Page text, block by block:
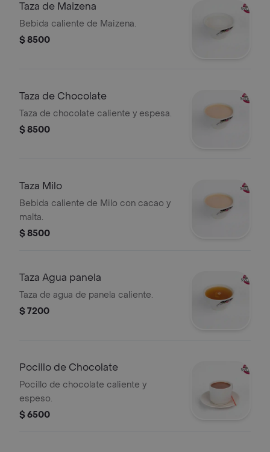
Taza de Maizena
Bebida caliente de Maizena.
$ 8500
Taza de Chocolate
Taza de chocolate caliente y espesa.
$ 8500
Taza Milo
Bebida caliente de Milo con cacao y
malta.
$ 8500
Taza Agua panela
Taza de agua de panela caliente.
$ 7200
Pocillo de Chocolate
Pocillo de chocolate caliente y
espeso.
$ 6500